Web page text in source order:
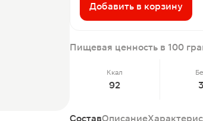
Добавить в корзину
Пищевая ценность в 100
Ккал
92
СоставОписание